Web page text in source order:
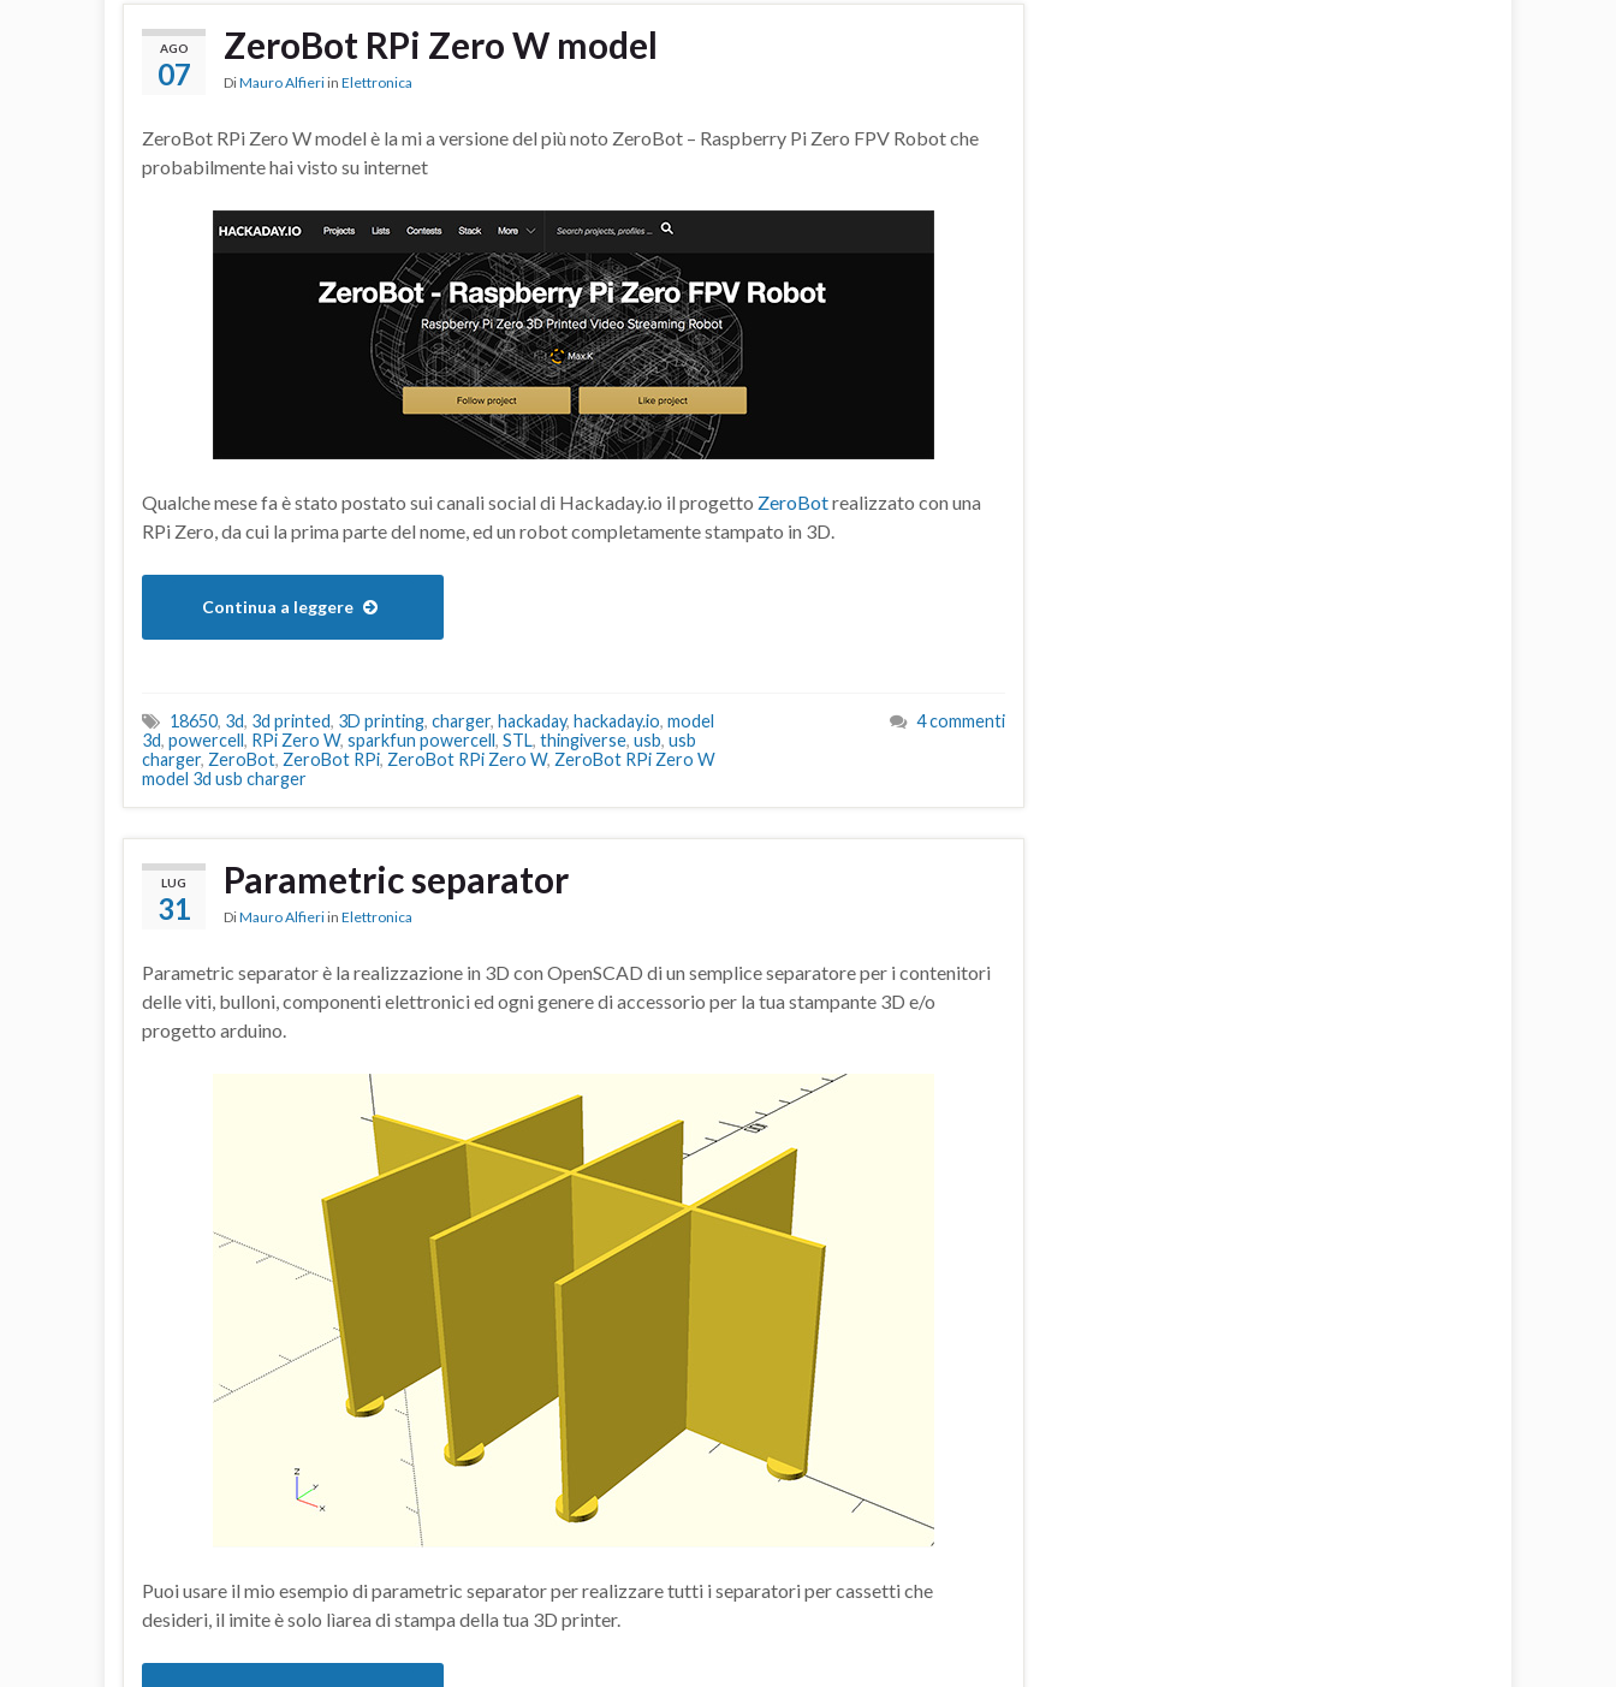
AGO
07
ZeroBot RPi Zero W model
DiMauro Alfieri in Elettronica
ZeroBot RPi Zero W model è la mi a versione del più noto ZeroBot – Raspberry Pi Zero FPV Robot che
probabilmente hai visto su internet
Qualche mese fa è stato postato sui canali social di Hackaday.io il progetto ZeroBotrealizzato con una
RPi Zero, da cui la prima parte del nome, ed un robot completamente stampato in 3D.
Continua a leggere
18650, 3d, 3d printed, 3D printing, charger, hackaday, hackaday.io, model
3d, powercell, RPi Zero W, sparkfun powercell, STL, thingiverse, usb, usb
charger, ZeroBot, ZeroBot RPi, ZeroBot RPi Zero W, ZeroBot RPi Zero W
model 3d usb charger
4 commenti
LUG
31
Parametric separator
DiMauro Alfieri in Elettronica
Parametric separator è la realizzazione in 3D con OpenSCAD di un semplice separatore per i contenitori
delle viti, bulloni, componenti elettronici ed ogni genere di accessorio per la tua stampante 3D e/o
progetto arduino.
Puoi usare il mio esempio di parametric separator per realizzare tutti i separatori per cassetti che
desideri, il imite è solo lìarea di stampa della tua 3D printer.